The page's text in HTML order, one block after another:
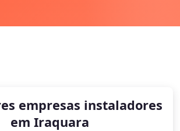
empresas instaladores
em Iraquara